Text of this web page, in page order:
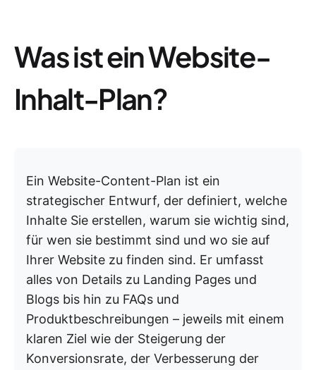
Was ist ein Website-
Inhalt-Plan?
Ein Website-Content-Plan ist ein
strategischer Entwurf, der definiert, welche
Inhalte Sie erstellen, warum sie wichtig sind,
für wen sie bestimmt sind und wo sie auf
Ihrer Website zu finden sind. Er umfasst
alles von Details zu Landing Pages und
Blogs bis hin zu FAQs und
Produktbeschreibungen – jeweils mit einem
klaren Ziel wie der Steigerung der
Konversionsrate, der Verbesserung der